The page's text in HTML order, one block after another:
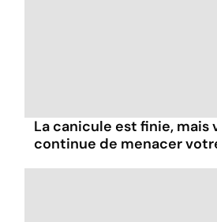
La canicule est finie,
continue de menacer